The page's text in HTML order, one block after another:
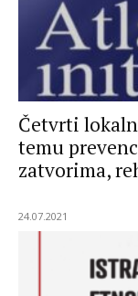
Četvrti
temu
zatvorima,
24.07.2021